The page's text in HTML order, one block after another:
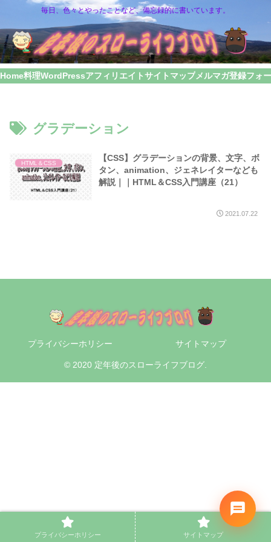
毎日、色々とやったことなど、備忘録的に書いています。
Home料理WordPressアフィリエイトサイトマップメルマガ登録フォ
グラデーション
HTML＆CSS
【CSS】グラデーションの背景、文字、ボ
タン、animation、ジェネレイターなども
解説｜｜HTML＆CSS入門講座（21）
2021.07.22
プライバシーホリシー サイトマップ
© 2020 定年後のスローライフブログ.
プライバシーホリシー サイトマップ